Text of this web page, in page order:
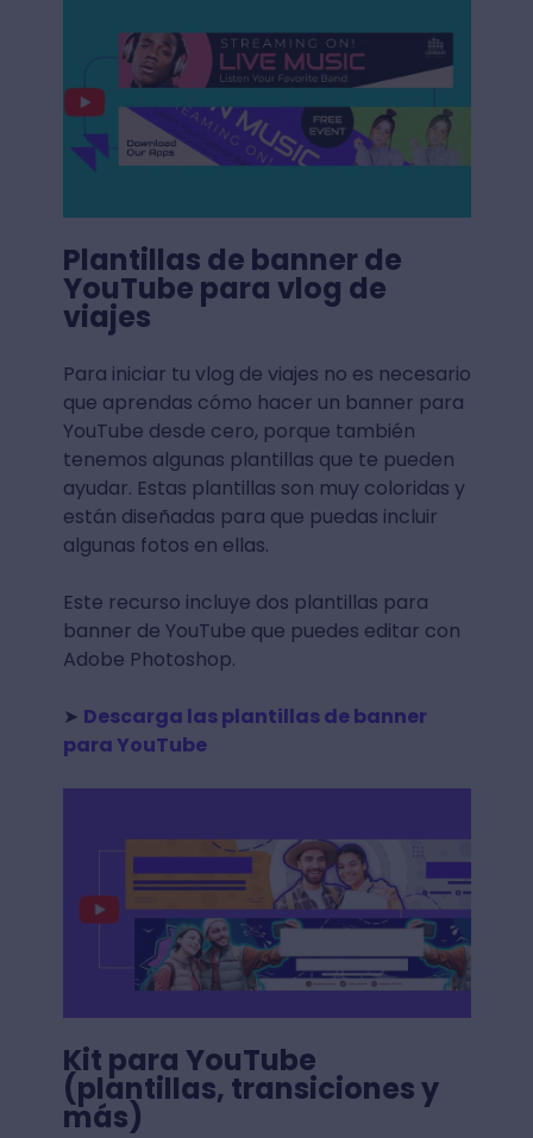
Plantillas de banner de
YouTube para vlog de
viajes
Para iniciar tu vlog de viajes no es necesario
que aprendas cómo hacer un banner para
YouTube desde cero, porque también
tenemos algunas plantillas que te pueden
ayudar. Estas plantillas son muy coloridas y
están diseñadas para que puedas incluir
algunas fotos en ellas.
Este recurso incluye dos plantillas para
banner de YouTube que puedes editar con
Adobe Photoshop.
➤ Descarga las plantillas de banner
para YouTube
Kit para YouTube
(plantillas, transiciones y
más)